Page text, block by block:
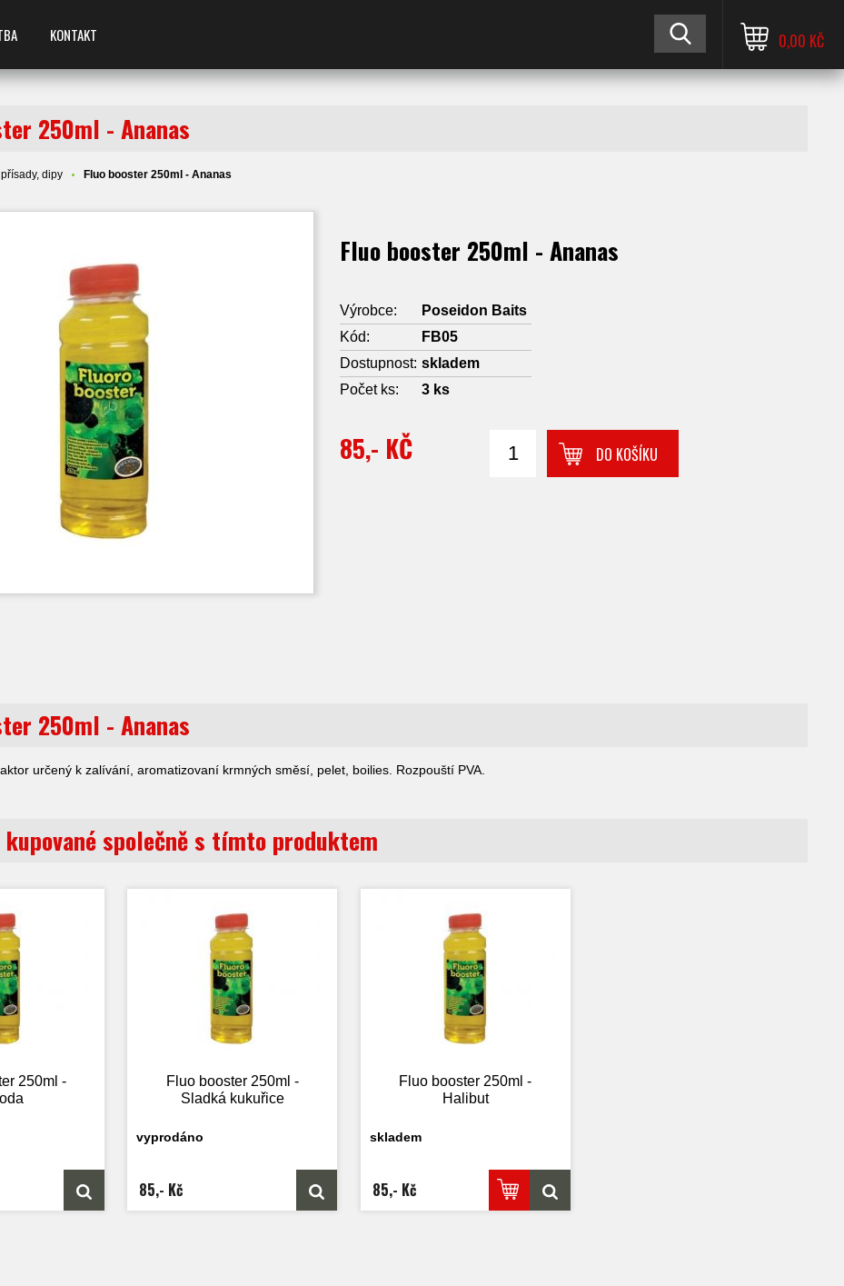
KONTAKT 0,00 KČ
250ml - Ananas
dipy Fluo booster 250ml - Ananas
Fluo booster 250ml - Ananas
Výrobce:
Poseidon Baits
Kód:
FB05
Dostupnost: skladem
Počet ks:
3 ks
85,- KČ DO KOŠÍKU
250ml - Ananas
určený k zalívání, aromatizovaní krmných směsí, pelet, boilies. Rozpouští PVA.
společně s tímto produktem
250ml -
Fluo booster 250ml -
Sladká kukuřice
vyprodáno
85,- Kč
Fluo booster 250ml -
Halibut
skladem
85,- Kč